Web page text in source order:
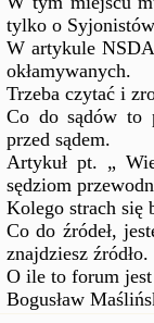
tylko o
W artykule
okłamywanych.
Trzeba czytać i
Co do sądów to
przed sądem.
Artykuł pt. „
sędziom
Kolego strach się
Co do źródeł,
znajdziesz źródło.
O ile to forum
Bogusław